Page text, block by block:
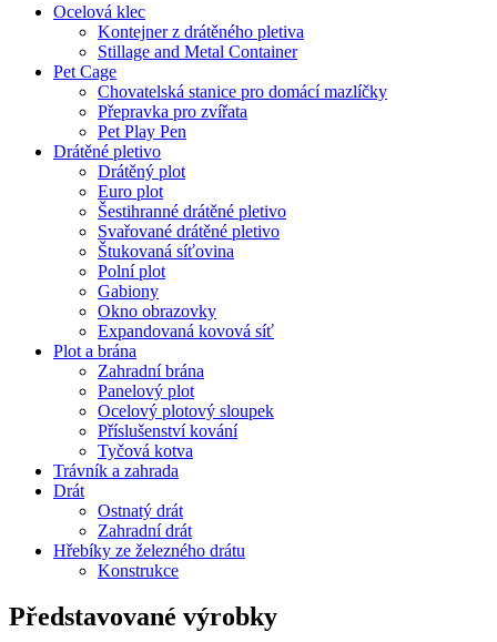
Ocelová klec
Kontejner z drátěného pletiva
Stillage and Metal Container
Pet Cage
Chovatelská stanice pro domácí mazlíčky
Přepravka pro zvířata
Pet Play Pen
Drátěné pletivo
Drátěný plot
Euro plot
Šestihranné drátěné pletivo
Svařované drátěné pletivo
Štukovaná síťovina
Polní plot
Gabiony
Okno obrazovky
Expandovaná kovová síť
Plot a brána
Zahradní brána
Panelový plot
Ocelový plotový sloupek
Příslušenství kování
Tyčová kotva
Trávník a zahrada
Drát
Ostnatý drát
Zahradní drát
Hřebíky ze železného drátu
Konstrukce
Představované výrobky